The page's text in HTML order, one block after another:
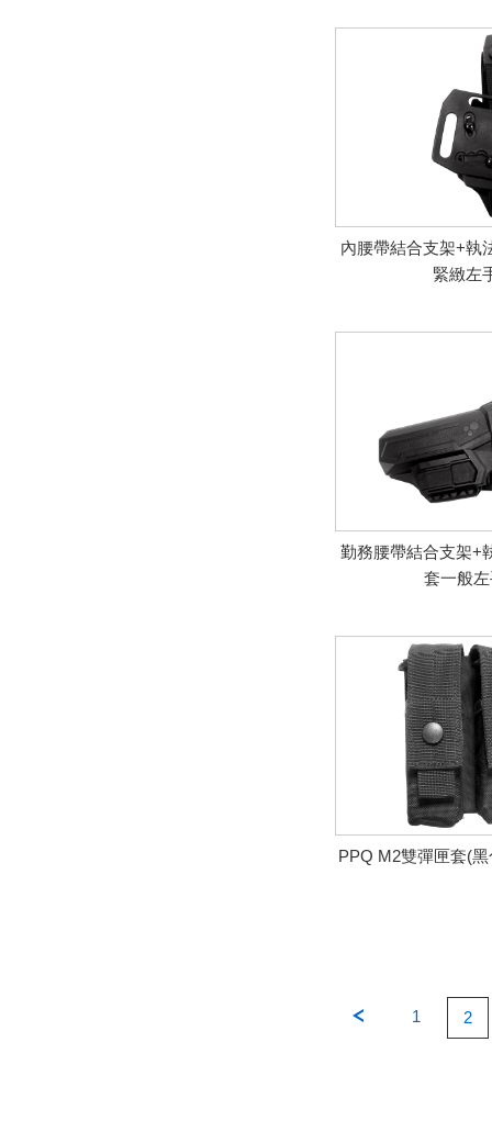
內腰帶結合支架+執
緊緻左
勤務腰帶結合支架+
套一般
PPQ M2雙彈匣套(
1 2